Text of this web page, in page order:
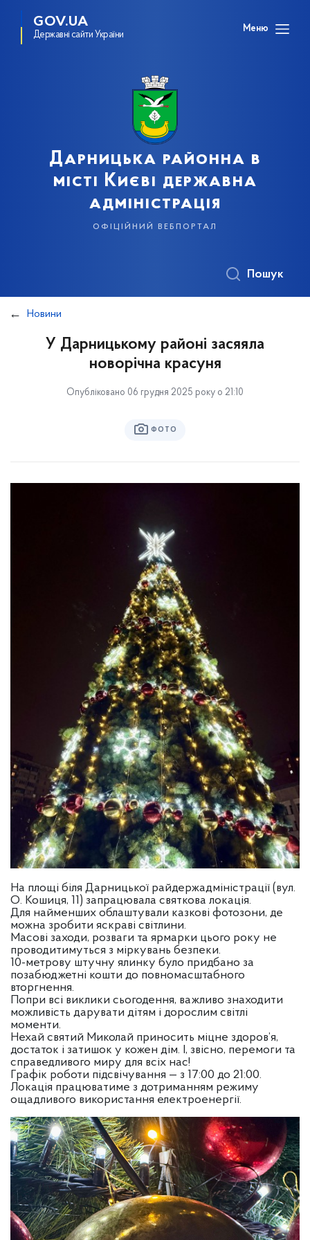
GOV.UA
Державні сайти України
Меню
Дарницька районна в
місті Києві державна
адміністрація
офіційний вебпортал
Пошук
Новини
У Дарницькому районі засяяла
новорічна красуня
Опубліковано 06 грудня 2025 року о 21:10
ФОТО
На площі біля Дарницької райдержадміністрації (вул.
О. Кошиця, 11) запрацювала святкова локація.
Для найменших облаштували казкові фотозони, де
можна зробити яскраві світлини.
Масові заходи, розваги та ярмарки цього року не
проводитимуться з міркувань безпеки.
10-метрову штучну ялинку було придбано за
позабюджетні кошти до повномасштабного
вторгнення.
Попри всі виклики сьогодення, важливо знаходити
можливість дарувати дітям і дорослим світлі
моменти.
Нехай святий Миколай приносить міцне здоров’я,
достаток і затишок у кожен дім. І, звісно, перемоги та
справедливого миру для всіх нас!
Графік роботи підсвічування — з 17:00 до 21:00.
Локація працюватиме з дотриманням режиму
ощадливого використання електроенергії.